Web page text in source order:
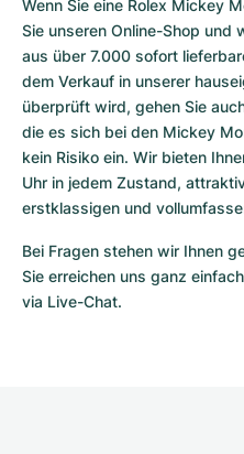
Wenn Sie eine Rolex Mickey
Sie unseren Online-Shop und
aus über 7.000 sofort
dem Verkauf in unserer
überprüft wird, gehen Sie
die es sich bei den Mickey
kein Risiko ein. Wir bieten
Uhr in jedem Zustand,
erstklassigen und
Bei Fragen stehen wir Ihnen
Sie erreichen uns ganz
via Live-Chat.